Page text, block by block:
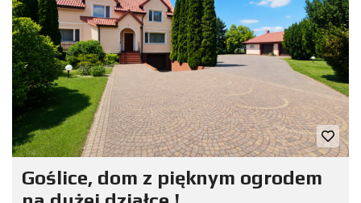
Goślice, dom z pięknym ogrodem